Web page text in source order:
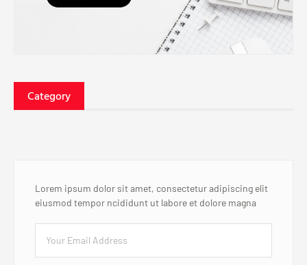
Category
Lorem ipsum dolor sit amet, consectetur adipiscing elit
eiusmod tempor ncididunt ut labore et dolore magna